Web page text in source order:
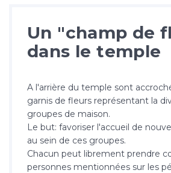
Un "champ de
dans le temple
A l'arrière du temple sont
garnis de fleurs représentant la
groupes de maison.
Le but: favoriser l'accueil de
au sein de ces groupes.
Chacun peut librement prendre
personnes mentionnées sur les